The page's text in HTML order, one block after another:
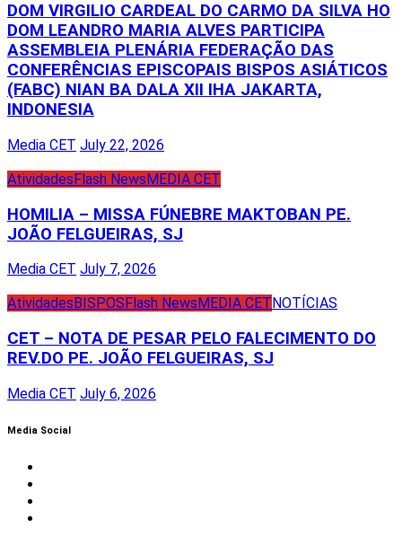
DOM VIRGILIO CARDEAL DO CARMO DA SILVA HO
DOM LEANDRO MARIA ALVES PARTICIPA
ASSEMBLEIA PLENÁRIA FEDERAÇÃO DAS
CONFERÊNCIAS EPISCOPAIS BISPOS ASIÁTICOS
(FABC) NIAN BA DALA XII IHA JAKARTA,
INDONESIA
Media CET July 22, 2026
AtividadesFlash NewsMEDIA CET
HOMILIA – MISSA FÚNEBRE MAKTOBAN PE.
JOÃO FELGUEIRAS, SJ
Media CET July 7, 2026
Atividades BISPOS Flash News MEDIA CET NOTÍCIAS
CET – NOTA DE PESAR PELO FALECIMENTO DO
REV.DO PE. JOÃO FELGUEIRAS, SJ
Media CET July 6, 2026
Media Social